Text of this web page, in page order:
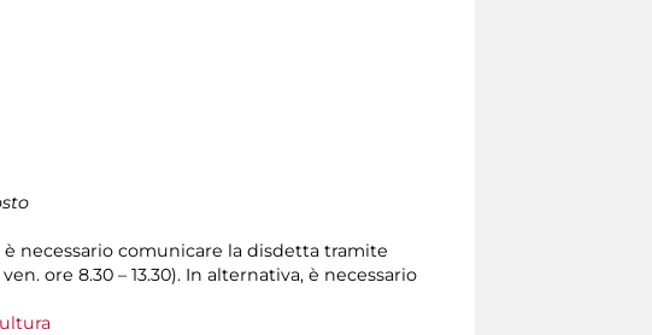
necessario comunicare la disdetta tramite
ore 8.30 – 13.30). In alternativa, è necessario